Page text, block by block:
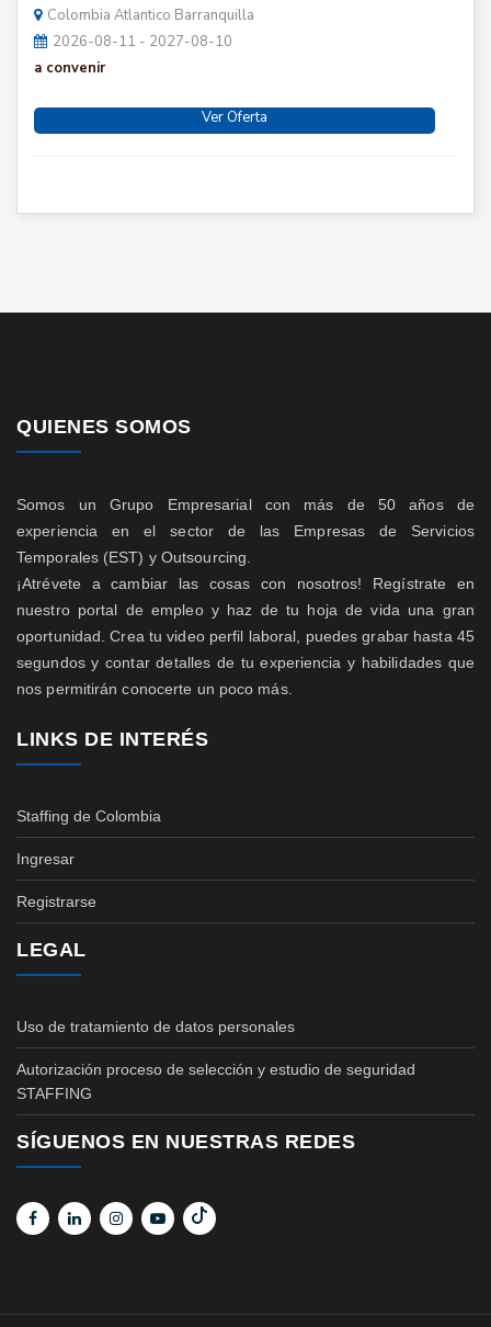
Colombia Atlantico Barranquilla
2026-08-11 - 2027-08-10
a convenir
Ver Oferta
QUIENES SOMOS
Somos un Grupo Empresarial con más de 50 años de
experiencia en el sector de las Empresas de Servicios
Temporales (EST) y Outsourcing.
¡Atrévete a cambiar las cosas con nosotros! Regístrate en
nuestro portal de empleo y haz de tu hoja de vida una gran
oportunidad. Crea tu video perfil laboral, puedes grabar hasta 45
segundos y contar detalles de tu experiencia y habilidades que
nos permitirán conocerte un poco más.
LINKS DE INTERÉS
Staffing de Colombia
Ingresar
Registrarse
LEGAL
Uso de tratamiento de datos personales
Autorización proceso de selección y estudio de seguridad
STAFFING
SÍGUENOS EN NUESTRAS REDES